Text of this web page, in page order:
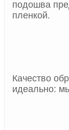
подошва
пленкой.
Качество
идеально: